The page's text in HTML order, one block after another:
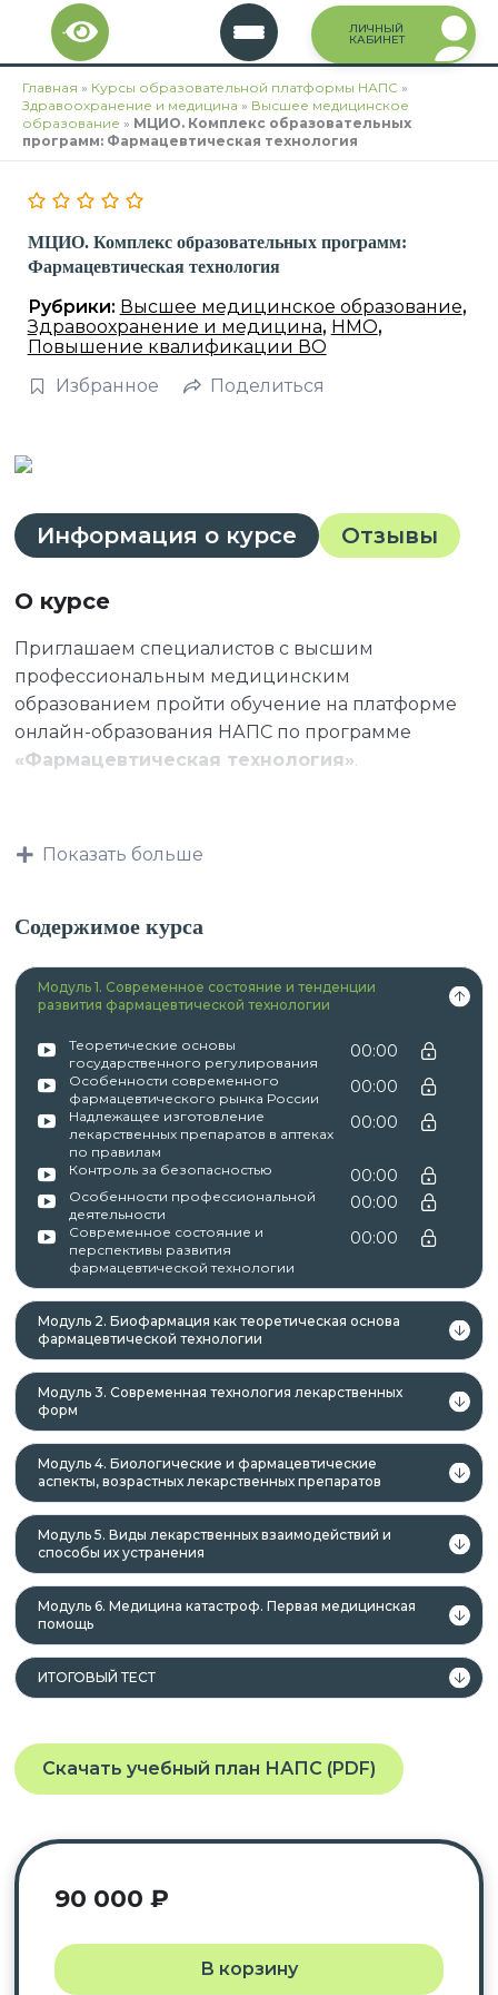
Перейти
содержимому
ЛИЧНЫЙ
КАБИНЕТ
Главная » Курсы образовательной платформы НАПС »
Здравоохранение и медицина » Высшее медицинское
образование » МЦИО. Комплекс образовательных
программ: Фармацевтическая технология
МЦИО. Комплекс образовательных программ:
Фармацевтическая технология
Рубрики: Высшее медицинское образование,
Здравоохранение и медицина, НМО,
Повышение квалификации ВО
Избранное
Поделиться
Информация о курсе Отзывы
О курсе
Приглашаем специалистов с высшим
профессиональным медицинским
образованием пройти обучение на платформе
онлайн-образования НАПС по программе
«Фармацевтическая технология».
К освоению дополнительных профессиональных
лица, имеющие среднее
профессиональное и (или) высшее
лица, получающие среднее
профессиональное и (или) высшее
образование.
Данная программа учитывает
профессиональные стандарты,
квалификационные требования, указанные в
квалификационных справочниках по должности,
профессии и специальности, или
квалификационному требованию к
профессиональным знаниям и навыкам,
необходимым для исполнения должностных
обязанностей.
В Комплекс образовательных программ
«Фармацевтическая технология»
Курс профессиональной переподготовки.
Курс повышения квалификации.
Курс тематического усовершенствования.
получаете документы установленного образца в
соответствии с приобретённым курсом:
курс профессиональной переподготовки
Показать больше
Содержимое курса
Модуль 1. Современное состояние и тенденции
развития фармацевтической технологии
Теоретические основы
государственного регулирования
00:00
Особенности современного
фармацевтического рынка России
00:00
Надлежащее изготовление
лекарственных препаратов в аптеках
по правилам
00:00
Контроль за безопасностью 00:00
Особенности профессиональной
деятельности
00:00
Современное состояние и
перспективы развития
фармацевтической технологии
00:00
Модуль 2. Биофармация как теоретическая основа
фармацевтической технологии
Модуль 3. Современная технология лекарственных
форм
Модуль 4. Биологические и фармацевтические
аспекты, возрастных лекарственных препаратов
Модуль 5. Виды лекарственных взаимодействий и
способы их устранения
Модуль 6. Медицина катастроф. Первая медицинская
помощь
ИТОГОВЫЙ ТЕСТ
Скачать учебный план НАПС (PDF)
90 000 ₽
В корзину